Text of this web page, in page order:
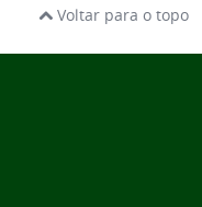
Voltar para o topo